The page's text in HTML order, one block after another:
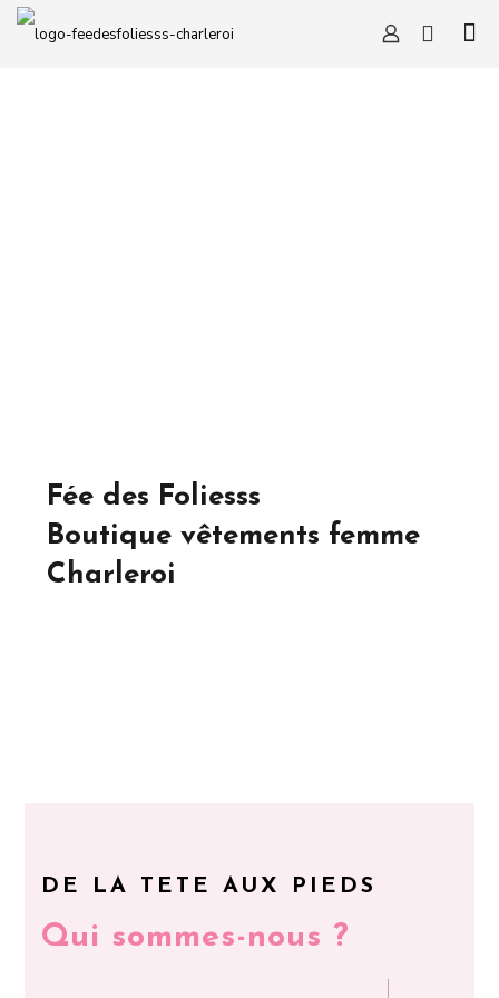
Fée des Foliesss
Boutique vêtements femme
Charleroi
DE LA TETE AUX PIEDS
Qui sommes-nous ?